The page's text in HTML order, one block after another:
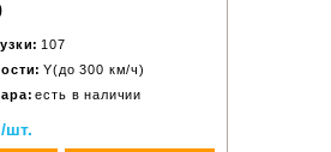
107
Y(до 300 км/ч)
есть в наличии
шт.